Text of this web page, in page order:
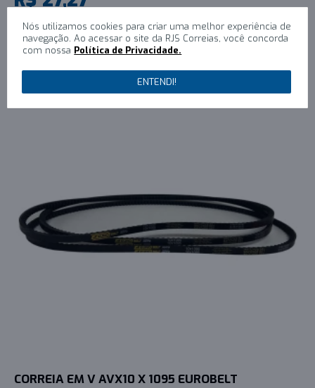
1x R$27,27 sem juros
COMPRAR
CORREIA EM V AVX10 X 1095 EUROBELT
Nós utilizamos cookies para criar uma melhor experiência de
navegação. Ao acessar o site da RJS Correias, você concorda
com nossa Política de Privacidade.
ENTENDI!